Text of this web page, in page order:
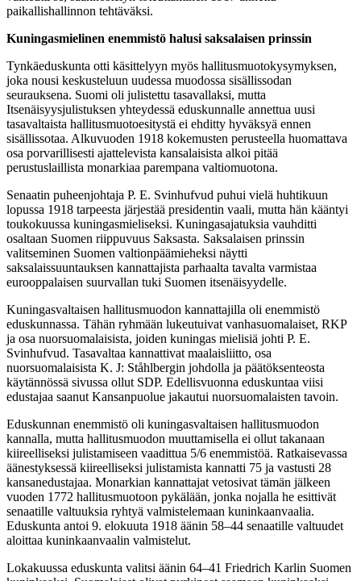
paikallishallinnon tehtäväksi.
Kuningasmielinen enemmistö halusi saksalaisen prinssin
Tynkäeduskunta otti käsittelyyn myös hallitusmuotokysymyksen,
joka nousi keskusteluun uudessa muodossa sisällissodan
seurauksena. Suomi oli julistettu tasavallaksi, mutta
Itsenäisyysjulistuksen yhteydessä eduskunnalle annettua uusi
tasavaltaista hallitusmuotoesitystä ei ehditty hyväksyä ennen
sisällissotaa. Alkuvuoden 1918 kokemusten perusteella huomattava
osa porvarillisesti ajattelevista kansalaisista alkoi pitää
perustuslaillista monarkiaa parempana valtiomuotona.
Senaatin puheenjohtaja P. E. Svinhufvud puhui vielä huhtikuun
lopussa 1918 tarpeesta järjestää presidentin vaali, mutta hän kääntyi
toukokuussa kuningasmieliseksi. Kuningasajatuksia vauhditti
osaltaan Suomen riippuvuus Saksasta. Saksalaisen prinssin
valitseminen Suomen valtionpäämieheksi näytti
saksalaissuuntauksen kannattajista parhaalta tavalta varmistaa
eurooppalaisen suurvallan tuki Suomen itsenäisyydelle.
Kuningasvaltaisen hallitusmuodon kannattajilla oli enemmistö
eduskunnassa. Tähän ryhmään lukeutuivat vanhasuomalaiset, RKP
ja osa nuorsuomalaisista, joiden kuningas mielisiä johti P. E.
Svinhufvud. Tasavaltaa kannattivat maalaisliitto, osa
nuorsuomalaisista K. J: Ståhlbergin johdolla ja päätöksenteosta
käytännössä sivussa ollut SDP. Edellisvuonna eduskuntaa viisi
edustajaa saanut Kansanpuolue jakautui nuorsuomalaisten tavoin.
Eduskunnan enemmistö oli kuningasvaltaisen hallitusmuodon
kannalla, mutta hallitusmuodon muuttamisella ei ollut takanaan
kiireelliseksi julistamiseen vaadittua 5/6 enemmistöä. Ratkaisevassa
äänestyksessä kiireelliseksi julistamista kannatti 75 ja vastusti 28
kansanedustajaa. Monarkian kannattajat vetosivat tämän jälkeen
vuoden 1772 hallitusmuotoon pykälään, jonka nojalla he esittivät
senaatille valtuuksia ryhtyä valmistelemaan kuninkaanvaalia.
Eduskunta antoi 9. elokuuta 1918 äänin 58–44 senaatille valtuudet
aloittaa kuninkaanvaalin valmistelut.
Lokakuussa eduskunta valitsi äänin 64–41 Friedrich Karlin Suomen